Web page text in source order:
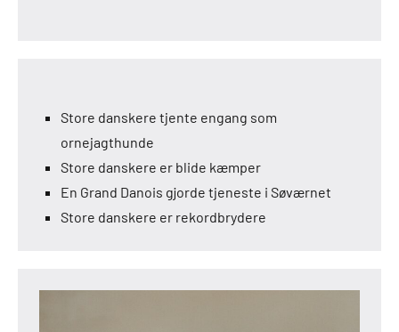
Store danskere tjente engang som
ornejagthunde
Store danskere er blide kæmper
En Grand Danois gjorde tjeneste i Søværnet
Store danskere er rekordbrydere